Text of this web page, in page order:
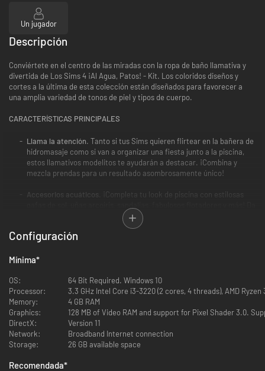
Un jugador
Descripción
Conviértete en el centro de las miradas con la ropa de baño llamativa y
divertida de Los Sims 4 ¡Al Agua, Patos! - Kit. Los coloridos diseños y
cortes a la última de esta colección están diseñados para favorecer a
una amplia variedad de tonos de piel y tipos de cuerpo.
CARACTERÍSTICAS PRINCIPALES
Llama la atención. Tanto si tus Sims quieren flirtear en la bañera de
hidromasaje como si van a organizar una fiesta junto a la piscina,
estos llamativos modelitos te ayudarán a destacar. ¡Combina y
mezcla prendas para un resultado asombrosamente único!
Accesorios acuáticos
. ¡Completa tu look de piscina con estilosas
rienda suelta a tus ganas de divertirte.
Configuración
Mínima*
OS:
64 Bit Required. Windows 10
Processor:
3.3 GHz Intel Core i3-3220 (2 cores, 4 threads), AMD
Memory:
4 GB RAM
Graphics:
128 MB of Video RAM and support for Pixel Shader 3.0.
DirectX:
Version 11
Network:
Broadband Internet connection
Storage:
26 GB available space
Recomendada*